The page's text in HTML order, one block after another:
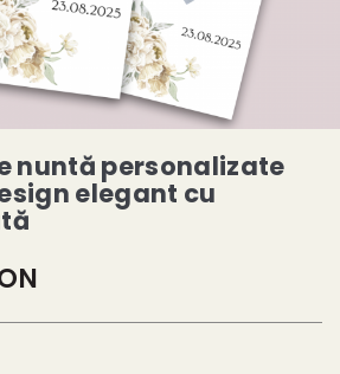
nuntă personalizate
elegant cu